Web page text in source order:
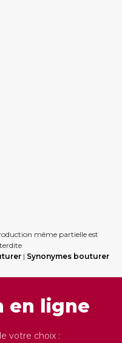
même partielle est
| Synonymes bouturer
en ligne
votre choix :